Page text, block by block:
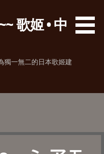
歌姬 • 中
獨一無二的日本歌姬建